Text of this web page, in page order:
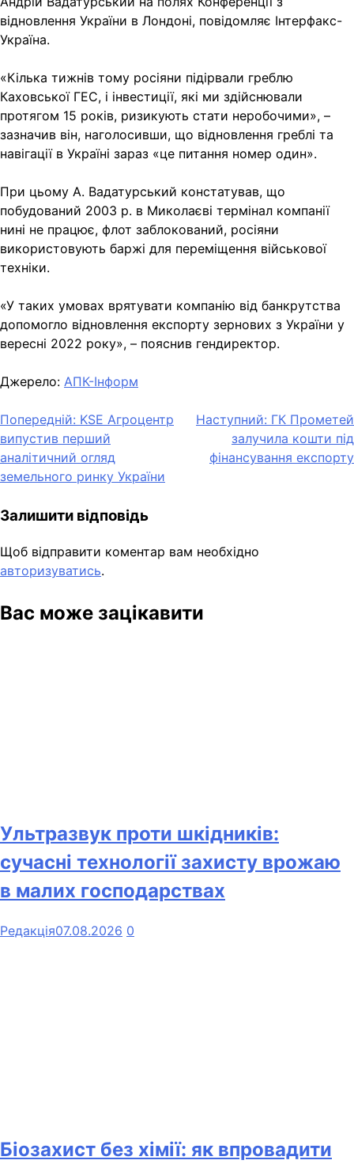
відновлення України в Лондоні, повідомляє Інтерфакс-
Україна.
«Кілька тижнів тому росіяни підірвали греблю
Каховської ГЕС, і інвестиції, які ми здійснювали
протягом 15 років, ризикують стати неробочими», –
зазначив він, наголосивши, що відновлення греблі та
навігації в Україні зараз «це питання номер один».
При цьому А. Вадатурський констатував, що
побудований 2003 р. в Миколаєві термінал компанії
нині не працює, флот заблокований, росіяни
використовують баржі для переміщення військової
техніки.
«У таких умовах врятувати компанію від банкрутства
допомогло відновлення експорту зернових з України у
вересні 2022 року», – пояснив гендиректор.
Джерело: АПК-Інформ
Навігація
записів
Попередній: KSE Агроцентр
випустив перший
аналітичний огляд
земельного ринку України
Наступний: ГК Прометей
залучила кошти під
фінансування експорту
Залишити відповідь
Щоб відправити коментар вам необхідно
авторизуватись.
Вас може зацікавити
Ультразвук проти шкідників:
сучасні технології захисту врожаю
в малих господарствах
Редакція07.08.2026 0
Біозахист без хімії: як впровадити